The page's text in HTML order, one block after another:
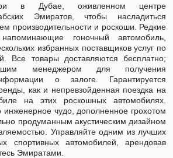
в Дубае, оживленном центре
Эмиратов, чтобы насладиться
производительности и роскоши. Редкие
гоночный автомобиль,
избранных поставщиков услуг по
Все товары доставляются бесплатно;
менеджером для получения
о залоге. Гарантируется
как и непревзойденная поездка на
на этих роскошных автомобилях.
чудо, дополненное грохотом
продуманным акустическим дизайном
Управляйте одним из лучших
спортивных автомобилей, арендовав
Эмиратами.